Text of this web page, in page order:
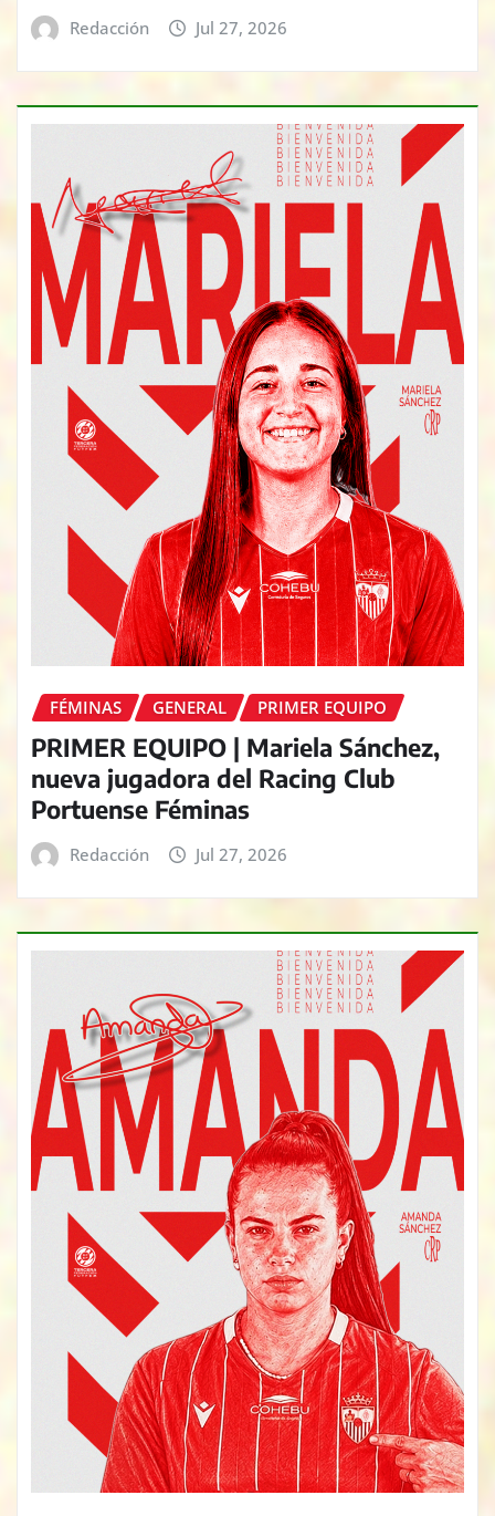
Redacción Jul 27, 2026
FÉMINAS GENERAL PRIMER EQUIPO
PRIMER EQUIPO | Mariela Sánchez,
nueva jugadora del Racing Club
Portuense Féminas
Redacción Jul 27, 2026